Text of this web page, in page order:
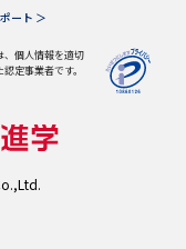
ート ＞
、個人情報を適切
定事業者です。